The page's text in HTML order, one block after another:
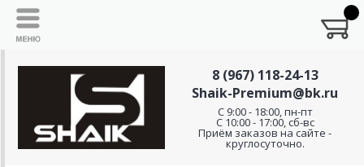
8 (967) 118-24-13
Shaik-Premium@bk.ru
C 9:00 - 18:00, пн-пт
С 10:00 - 17:00, сб-вс
Приём заказов на сайте -
круглосуточно.